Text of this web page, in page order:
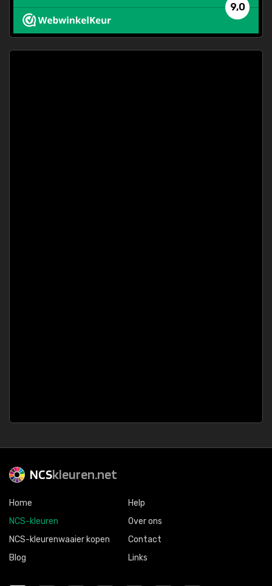
9,0
NCSkleuren.net
Home
NCS-kleuren
NCS-kleurenwaaier kopen
Blog
Help
Over ons
Contact
Links